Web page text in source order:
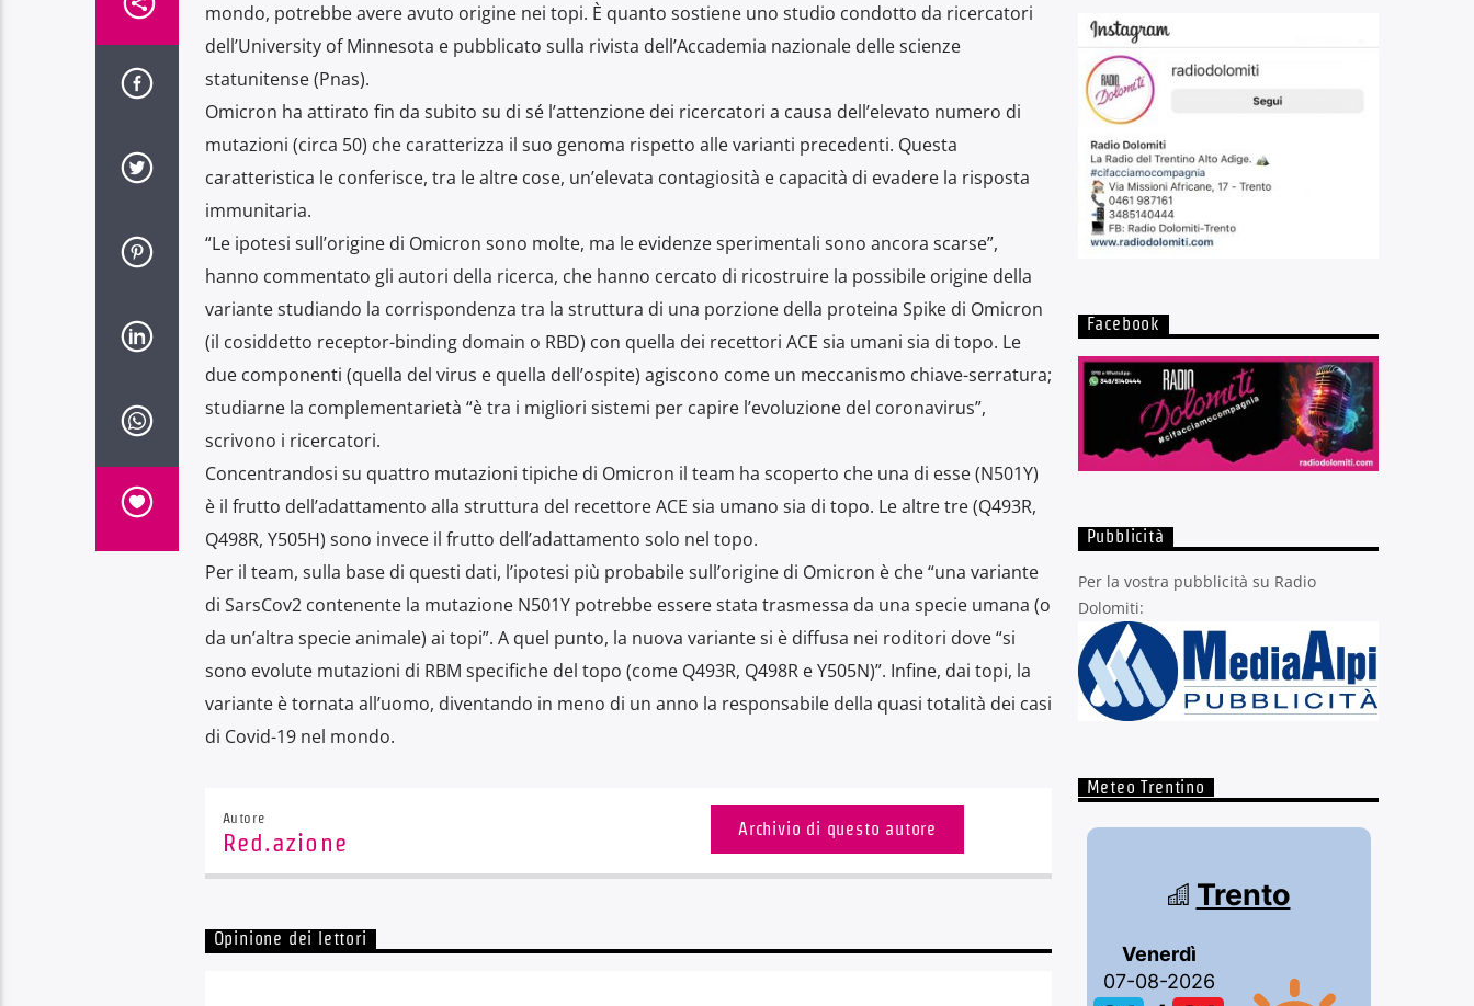
mondo, potrebbe avere avuto origine nei topi. È quanto sostiene uno studio condotto da ricercatori
dell’University of Minnesota e pubblicato sulla rivista dell’Accademia nazionale delle scienze
statunitense (Pnas).
Omicron ha attirato fin da subito su di sé l’attenzione dei ricercatori a causa dell’elevato numero di
mutazioni (circa 50) che caratterizza il suo genoma rispetto alle varianti precedenti. Questa
caratteristica le conferisce, tra le altre cose, un’elevata contagiosità e capacità di evadere la risposta
immunitaria.
“Le ipotesi sull’origine di Omicron sono molte, ma le evidenze sperimentali sono ancora scarse”,
hanno commentato gli autori della ricerca, che hanno cercato di ricostruire la possibile origine della
variante studiando la corrispondenza tra la struttura di una porzione della proteina Spike di Omicron
(il cosiddetto receptor-binding domain o RBD) con quella dei recettori ACE sia umani sia di topo. Le
due componenti (quella del virus e quella dell’ospite) agiscono come un meccanismo chiave-serratura;
studiarne la complementarietà “è tra i migliori sistemi per capire l’evoluzione del coronavirus”,
scrivono i ricercatori.
Concentrandosi su quattro mutazioni tipiche di Omicron il team ha scoperto che una di esse (N501Y)
è il frutto dell’adattamento alla struttura del recettore ACE sia umano sia di topo. Le altre tre (Q493R,
Q498R, Y505H) sono invece il frutto dell’adattamento solo nel topo.
Per il team, sulla base di questi dati, l’ipotesi più probabile sull’origine di Omicron è che “una variante
di SarsCov2 contenente la mutazione N501Y potrebbe essere stata trasmessa da una specie umana (o
da un’altra specie animale) ai topi”. A quel punto, la nuova variante si è diffusa nei roditori dove “si
sono evolute mutazioni di RBM specifiche del topo (come Q493R, Q498R e Y505N)”. Infine, dai topi, la
variante è tornata all’uomo, diventando in meno di un anno la responsabile della quasi totalità dei casi
di Covid-19 nel mondo.
Autore
Red.azione
Archivio di questo autore
Opinione dei lettori
Facebook
Pubblicità
Per la vostra pubblicità su Radio
Dolomiti:
Meteo Trentino